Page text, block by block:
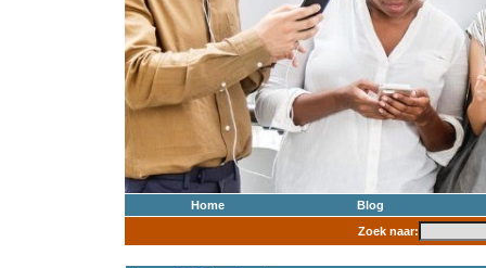
Home
Blog
Zoek naar: